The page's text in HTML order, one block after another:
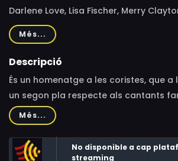
Darlene Love, Lisa Fischer, Merry
Claudia Lennear, Tata Vega, Patti
Stevvi Alexander, Bette Midler, Sting,
Springsteen, Stevie Wonder, Lou Adler,
Mabry, Ula Hedwig
Més...
Descripció
És un homenatge a les coristes, que a
un segon pla respecte als cantants
Springsteen, Stevie Wonder o Mick
Més...
No disponible a cap
streaming